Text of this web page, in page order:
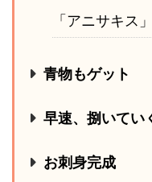
「アニサキス
青物もゲット
早速、捌いてい
お刺身完成